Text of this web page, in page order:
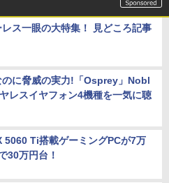
レス一眼の大特集！ 見どころ記事
のに脅威の実力!「Osprey」Nobl
レスイヤフォン4機種を一気に聴
5060 Ti搭載ゲーミングPCが7万
30万円台！